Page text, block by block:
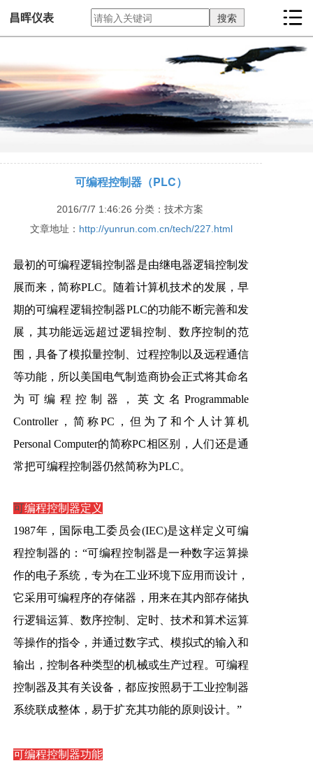
昌晖仪表
可编程控制器（PLC）
2016/7/7 1:46:26 分类：技术方案
文章地址： http://yunrun.com.cn/tech/227.html
最初的可编程逻辑控制器是由继电器逻辑控制发
展而来，简称PLC。随着计算机技术的发展，早
期的可编程逻辑控制器PLC的功能不断完善和发
展，其功能远远超过逻辑控制、数序控制的范
围，具备了模拟量控制、过程控制以及远程通信
等功能，所以美国电气制造商协会正式将其命名
为可编程控制器，英文名Programmable
Controller，简称PC，但为了和个人计算机
Personal Computer的简称PC相区别，人们还是通
常把可编程控制器仍然简称为PLC。
可编程控制器定义
1987年，国际电工委员会(IEC)是这样定义可编
程控制器的：“可编程控制器是一种数字运算操
作的电子系统，专为在工业环境下应用而设计，
它采用可编程序的存储器，用来在其内部存储执
行逻辑运算、数序控制、定时、技术和算术运算
等操作的指令，并通过数字式、模拟式的输入和
输出，控制各种类型的机械或生产过程。可编程
控制器及其有关设备，都应按照易于工业控制器
系统联成整体，易于扩充其功能的原则设计。”
可编程控制器功能